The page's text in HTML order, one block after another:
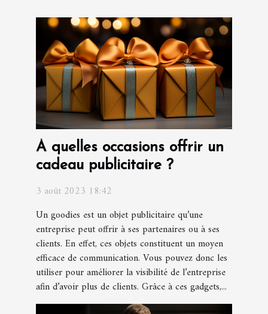
À quelles occasions offrir un
cadeau publicitaire ?
3 août 2023 18:42
Un goodies est un objet publicitaire qu’une
entreprise peut offrir à ses partenaires ou à ses
clients. En effet, ces objets constituent un moyen
efficace de communication. Vous pouvez donc les
utiliser pour améliorer la visibilité de l’entreprise
afin d’avoir plus de clients. Grâce à ces gadgets,...